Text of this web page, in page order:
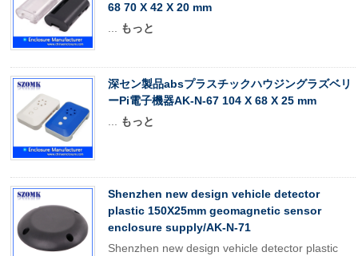
68 70 X 42 X 20 mm
もっと
深セン製品absプラスチックハウジングラズベリ
ーPi電子機器AK-N-67 104 X 68 X 25 mm
もっと
Shenzhen new design vehicle detector
plastic 150X25mm geomagnetic sensor
enclosure supply/AK-N-71
Shenzhen new design vehicle detector plastic